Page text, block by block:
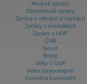
Databanka - Veřejné rozpočty
Databanka - Zahraniční obchod a platební
Databanka akcie - ČR
Databanka akcie - Svět
Denní finanční zpravodaj
Denní kalendář událostí
Denní přehled - Akcie CEE
Akciové zprávy
Ekonomické zprávy
Zprávy o měnách a sazbách
Zprávy o komoditách
Zprávy o HDP
ČNB
Grexit
Brexit
Volby v USA
Video zpravodajství
Investiční komentáře